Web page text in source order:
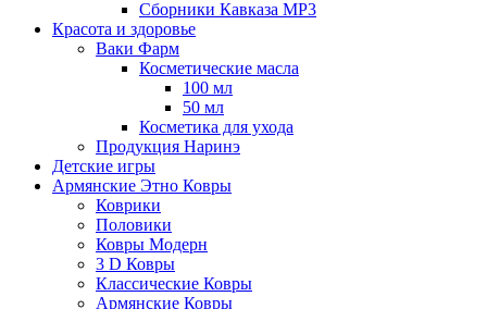
Сборники Кавказа MP3
Красота и здоровье
Ваки Фарм
Косметические масла
100 мл
50 мл
Косметика для ухода
Продукция Наринэ
Детские игры
Армянские Этно Ковры
Коврики
Половики
Ковры Модерн
3 D Ковры
Классические Ковры
Армянские Ковры